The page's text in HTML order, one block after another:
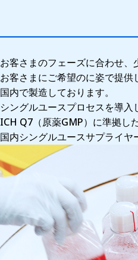
お客さまのフェーズに合わせ、
お客さまにご希望のに姿で提供
国内で製造しております。
シングルユースプロセスを導入
ICH Q7（原薬GMP）に準拠し
国内シングルユースサプライヤ